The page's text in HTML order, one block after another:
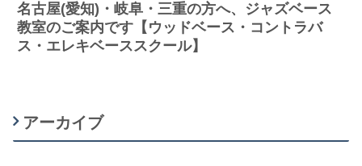
名古屋(愛知)・岐阜・三重の方へ、ジャズベース
教室のご案内です【ウッドベース・コントラバ
ス・エレキベーススクール】
アーカイブ